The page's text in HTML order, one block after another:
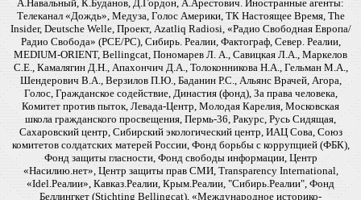
А.Навальный, К.Буданов, Д.Гордон, А.Арестович. Иностранные агенты:
Телеканал «Дождь», Медуза, Голос Америки, ТК Настоящее Время, The
Insider, Deutsche Welle, Проект, Azatliq Radiosi, «Радио Свободная Европа/
Радио Свобода» (PCE/PC), Сибирь. Реалии, Фактограф, Север. Реалии,
MEDIUM-ORIENT, Bellingcat, Пономарев Л. А., Савицкая Л.А., Маркелов
С.Е., Камалягин Д.Н., Апахончич Д.А., Толоконникова Н.А., Гельман М.А.,
Шендерович В.А., Верзилов П.Ю., Баданин Р.С., Альянс Врачей, Агора,
Голос, Гражданское содействие, Династия (фонд), За права человека,
Комитет против пыток, Левада-Центр, Молодая Карелия, Московская
школа гражданского просвещения, Пермь-36, Ракурс, Русь Сидящая,
Сахаровский центр, Сибирский экологический центр, ИАЦ Сова, Союз
комитетов солдатских матерей России, Фонд борьбы с коррупцией (ФБК),
Фонд защиты гласности, Фонд свободы информации, Центр
«Насилию.нет», Центр защиты прав СМИ, Transparency International,
«Idel.Реалии», Кавказ.Реалии, Крым.Реалии, "Сибирь.Реалии", Фонд
Беллингкет (Stichting Bellingcat), «Международное историко-